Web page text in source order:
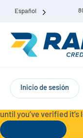
Español
Inicio de sesión
contact Rally Credit
you receive a letter,
until you’ve verified